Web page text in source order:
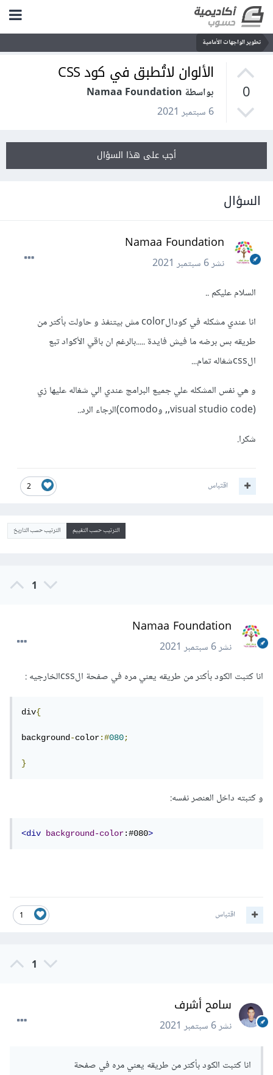
تطوير الواجهات الأمامية
0
الألوان لاتُطبق في كود CSS
بواسطة Namaa Foundation
6 سبتمبر 2021
أجب على هذا السؤال
السؤال
Namaa Foundation
نشر6 سبتمبر 2021
السلام عليكم ..
انا عندي مشكله في كودالcolor مش بيتنفذ و حاولت بأكتر من
طريقه بس برضه ما فيش فايدة .....بالرغم ان باقي الأكواد تبع
الcssشغاله تمام...
و هي نفس المشكله علي جميع البرامج عندي الي شغاله عليها زي
شكرا.
2 اقتباس
الترتيب حسب التقييم الترتيب حسب التاريخ
1
Namaa Foundation
نشر6 سبتمبر 2021
انا كتبت الكود بأكتر من طريقه يعني مره في صفحة الcssالخارجيه :
div{
background-color:#080;
}
و كتبته داخل العنصر نفسه:
<div background-color:#080>
1 اقتباس
1
سامح أشرف
نشر6 سبتمبر 2021
انا كتبت الكود بأكتر من طريقه يعني مره في صفحة